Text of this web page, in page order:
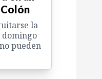
la
domingo
pueden